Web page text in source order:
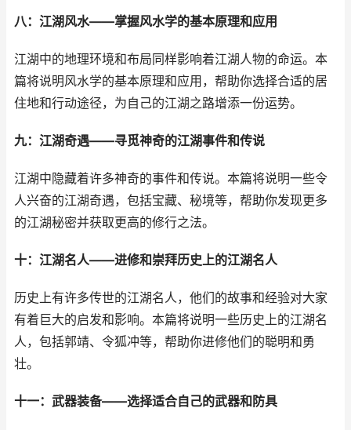
八：江湖风水——掌握风水学的基本原理和应用
江湖中的地理环境和布局同样影响着江湖人物的命运。本
篇将说明风水学的基本原理和应用，帮助你选择合适的居
住地和行动途径，为自己的江湖之路增添一份运势。
九：江湖奇遇——寻觅神奇的江湖事件和传说
江湖中隐藏着许多神奇的事件和传说。本篇将说明一些令
人兴奋的江湖奇遇，包括宝藏、秘境等，帮助你发现更多
的江湖秘密并获取更高的修行之法。
十：江湖名人——进修和崇拜历史上的江湖名人
历史上有许多传世的江湖名人，他们的故事和经验对大家
有着巨大的启发和影响。本篇将说明一些历史上的江湖名
人，包括郭靖、令狐冲等，帮助你进修他们的聪明和勇
壮。
十一：武器装备——选择适合自己的武器和防具